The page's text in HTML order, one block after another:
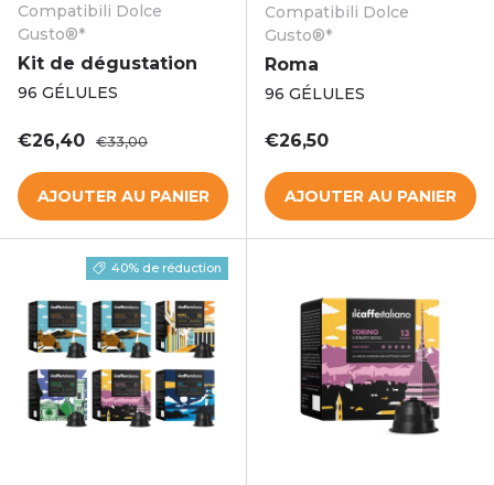
Compatibili Dolce
Gusto®*
Kit de dégustation
96 GÉLULES
Prix soldé
€26,40 Prix habituel
€33,00
AJOUTER AU PANIER
Compatibili Dolce
Gusto®*
Roma
96 GÉLULES
Prix habituel
€26,50
AJOUTER AU PANIER
40% de réduction